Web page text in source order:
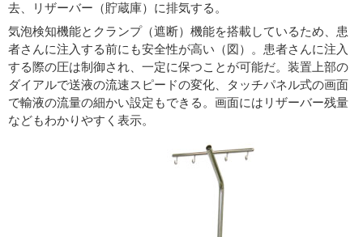
去、リザーバー（貯蔵庫）に排気する。
気泡検知機能とクランプ（遮断）機能を搭載しているため、患
者さんに注入する前にも安全性が高い（図）。患者さんに注入
する際の圧は制御され、一定に保つことが可能だ。装置上部の
ダイアルで送液の流速スピードの変化、タッチパネル式の画面
で輸液の流量の細かい設定もできる。画面にはリザーバー残量
などもわかりやすく表示。